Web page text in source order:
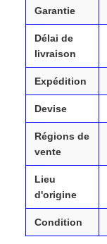
Garantie
Délai de
livraison
Expédition
Devise
Régions de
vente
Lieu
d'origine
Condition